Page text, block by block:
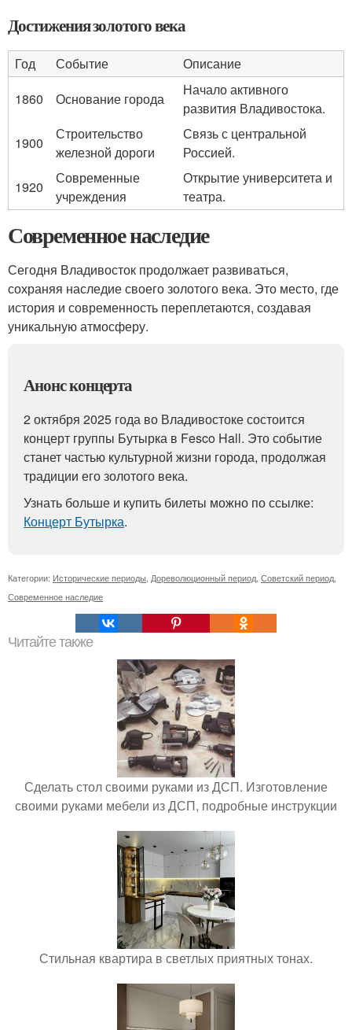
Достижения золотого века
Год Событие
Описание
1860
Основание города
Начало активного
развития Владивостока.
1900
Строительство
железной дороги
Связь с центральной
Россией.
1920
Современные
учреждения
Открытие университета и
театра.
Современное наследие
Сегодня Владивосток продолжает развиваться,
сохраняя наследие своего золотого века. Это место, где
история и современность переплетаются, создавая
уникальную атмосферу.
Анонс концерта
2 октября 2025 года во Владивостоке состоится
концерт группы Бутырка в Fesco Hall. Это событие
станет частью культурной жизни города, продолжая
традиции его золотого века.
Узнать больше и купить билеты можно по ссылке:
Концерт Бутырка.
Категории: Исторические периоды Дореволюционный период Советский период
Современное наследие
Читайте также
Сделать стол своими руками из ДСП. Изготовление
своими руками мебели из ДСП, подробные инструкции
Стильная квартира в светлых приятных тонах.